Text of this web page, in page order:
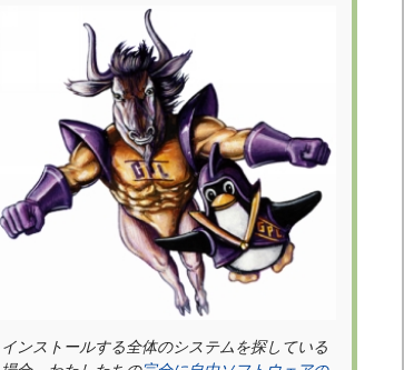
インストールする全体のシステムを探している